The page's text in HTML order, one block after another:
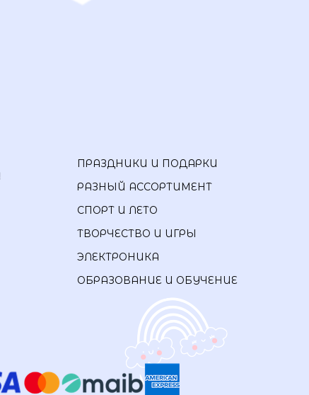
ПРАЗДНИКИ И ПОДАРКИ
РАЗНЫЙ АССОРТИМЕНТ
СПОРТ И ЛЕТО
ТВОРЧЕСТВО И ИГРЫ
ЭЛЕКТРОНИКА
ОБРАЗОВАНИЕ И ОБУЧЕНИЕ